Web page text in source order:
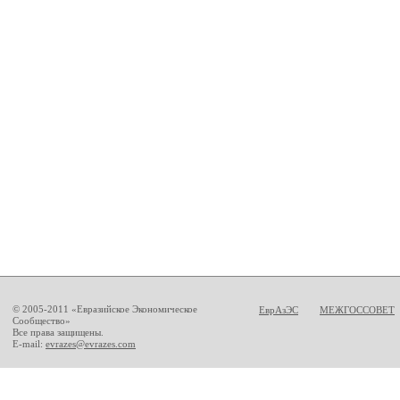
© 2005-2011 «Евразийское Экономическое
Сообщество»
Все права защищены.
E-mail: evrazes@evrazes.com
ЕврАзЭС МЕЖГОССОВЕТ